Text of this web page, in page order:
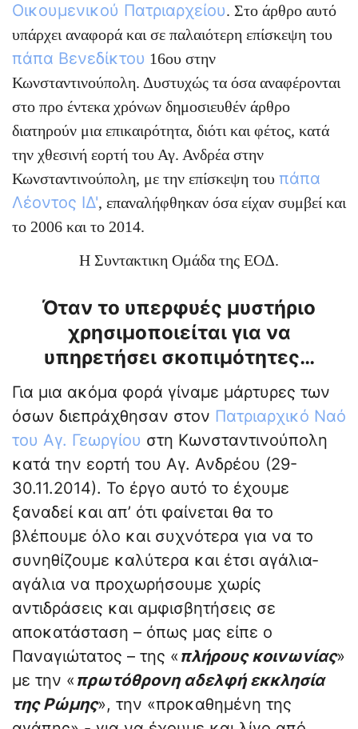
Οικουμενικού Πατριαρχείου. Στο άρθρο αυτό
υπάρχει αναφορά και σε παλαιότερη επίσκεψη του
πάπα Βενεδίκτου 16ου στην
Κωνσταντινούπολη. Δυστυχώς τα όσα αναφέρονται
στο προ έντεκα χρόνων δημοσιευθέν άρθρο
διατηρούν μια επικαιρότητα, διότι και φέτος, κατά
την χθεσινή εορτή του Αγ. Ανδρέα στην
Κωνσταντινούπολη, με την επίσκεψη του πάπα
Λέοντος ΙΔ', επαναλήφθηκαν όσα είχαν συμβεί και
το 2006 και το 2014.
Η Συντακτικη Ομάδα της ΕΟΔ.
Όταν το υπερφυές μυστήριο
χρησιμοποιείται για να
υπηρετήσει σκοπιμότητες…
Για μια ακόμα φορά γίναμε μάρτυρες των
όσων διεπράχθησαν στον Πατριαρχικό Ναό
του Αγ. Γεωργίου στη Κωνσταντινούπολη
κατά την εορτή του Αγ. Ανδρέου (29-
30.11.2014). Το έργο αυτό το έχουμε
ξαναδεί και απ’ ότι φαίνεται θα το
βλέπουμε όλο και συχνότερα για να το
συνηθίζουμε καλύτερα και έτσι αγάλια-
αγάλια να προχωρήσουμε χωρίς
αντιδράσεις και αμφισβητήσεις σε
αποκατάσταση – όπως μας είπε ο
Παναγιώτατος – της « πλήρους κοινωνίας»
με την « πρωτόθρονη αδελφή εκκλησία
της Ρώμης», την «προκαθημένη της